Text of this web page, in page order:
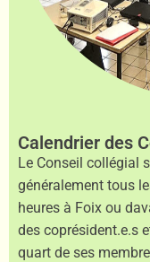
Calendrier des
Le Conseil collégial
généralement tous
heures à Foix ou
des coprésident.e.s
quart de ses